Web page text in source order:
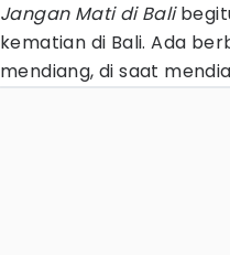
Jangan Mati di Bali
kematian di Bali. Ada
mendiang, di saat